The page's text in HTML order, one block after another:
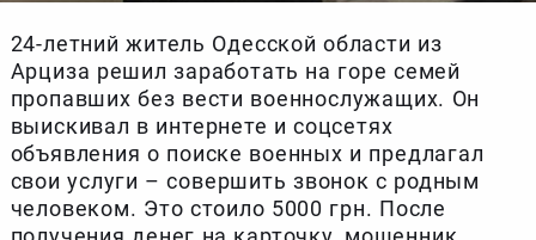
24-летний житель Одесской области из
Арциза решил заработать на горе семей
пропавших без вести военнослужащих. Он
выискивал в интернете и соцсетях
объявления о поиске военных и предлагал
свои услуги – совершить звонок с родным
человеком. Это стоило 5000 грн. После